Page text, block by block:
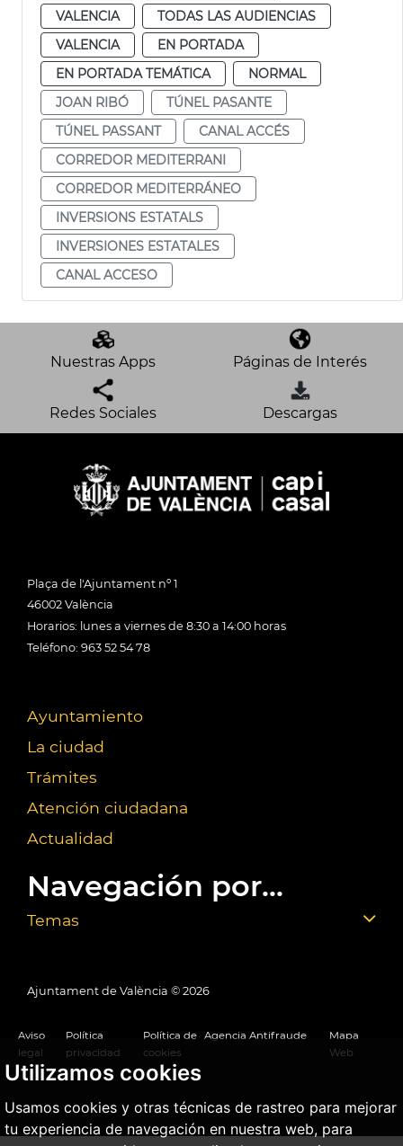
Utilizamos cookies
Usamos cookies y otras técnicas de rastreo para mejorar
tu experiencia de navegación en nuestra web, para
VALENCIA
TODAS LAS AUDIENCIAS
VALENCIA
EN PORTADA
EN PORTADA TEMÁTICA
NORMAL
JOAN RIBÓ
TÚNEL PASANTE
TÚNEL PASSANT
CANAL ACCÉS
CORREDOR MEDITERRANI
CORREDOR MEDITERRÁNEO
INVERSIONS ESTATALS
INVERSIONES ESTATALES
CANAL ACCESO
Nuestras Apps Páginas de Interés
Redes Sociales Descargas
Plaça de l'Ajuntament nº 1
46002 València
Horarios: lunes a viernes de 8:30 a 14:00 horas
Teléfono: 963 52 54 78
Ayuntamiento
La ciudad
Trámites
Atención ciudadana
Actualidad
Navegación por...
Temas
Ajuntament de València © 2026
Aviso
legal
Política
privacidad
Política de
cookies
Agencia Antifraude
Mapa
Web